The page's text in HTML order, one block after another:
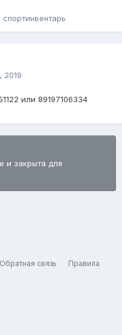
2019
или 89197106334
и закрыта для
Обратная связь Правила